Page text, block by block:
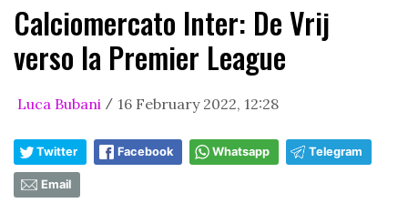
Calciomercato Inter: De Vrij
verso la Premier League
Luca Bubani / 16 February 2022, 12:28
Twitter Facebook Whatsapp Telegram
Email